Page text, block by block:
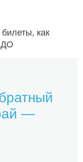
как
ДО
—